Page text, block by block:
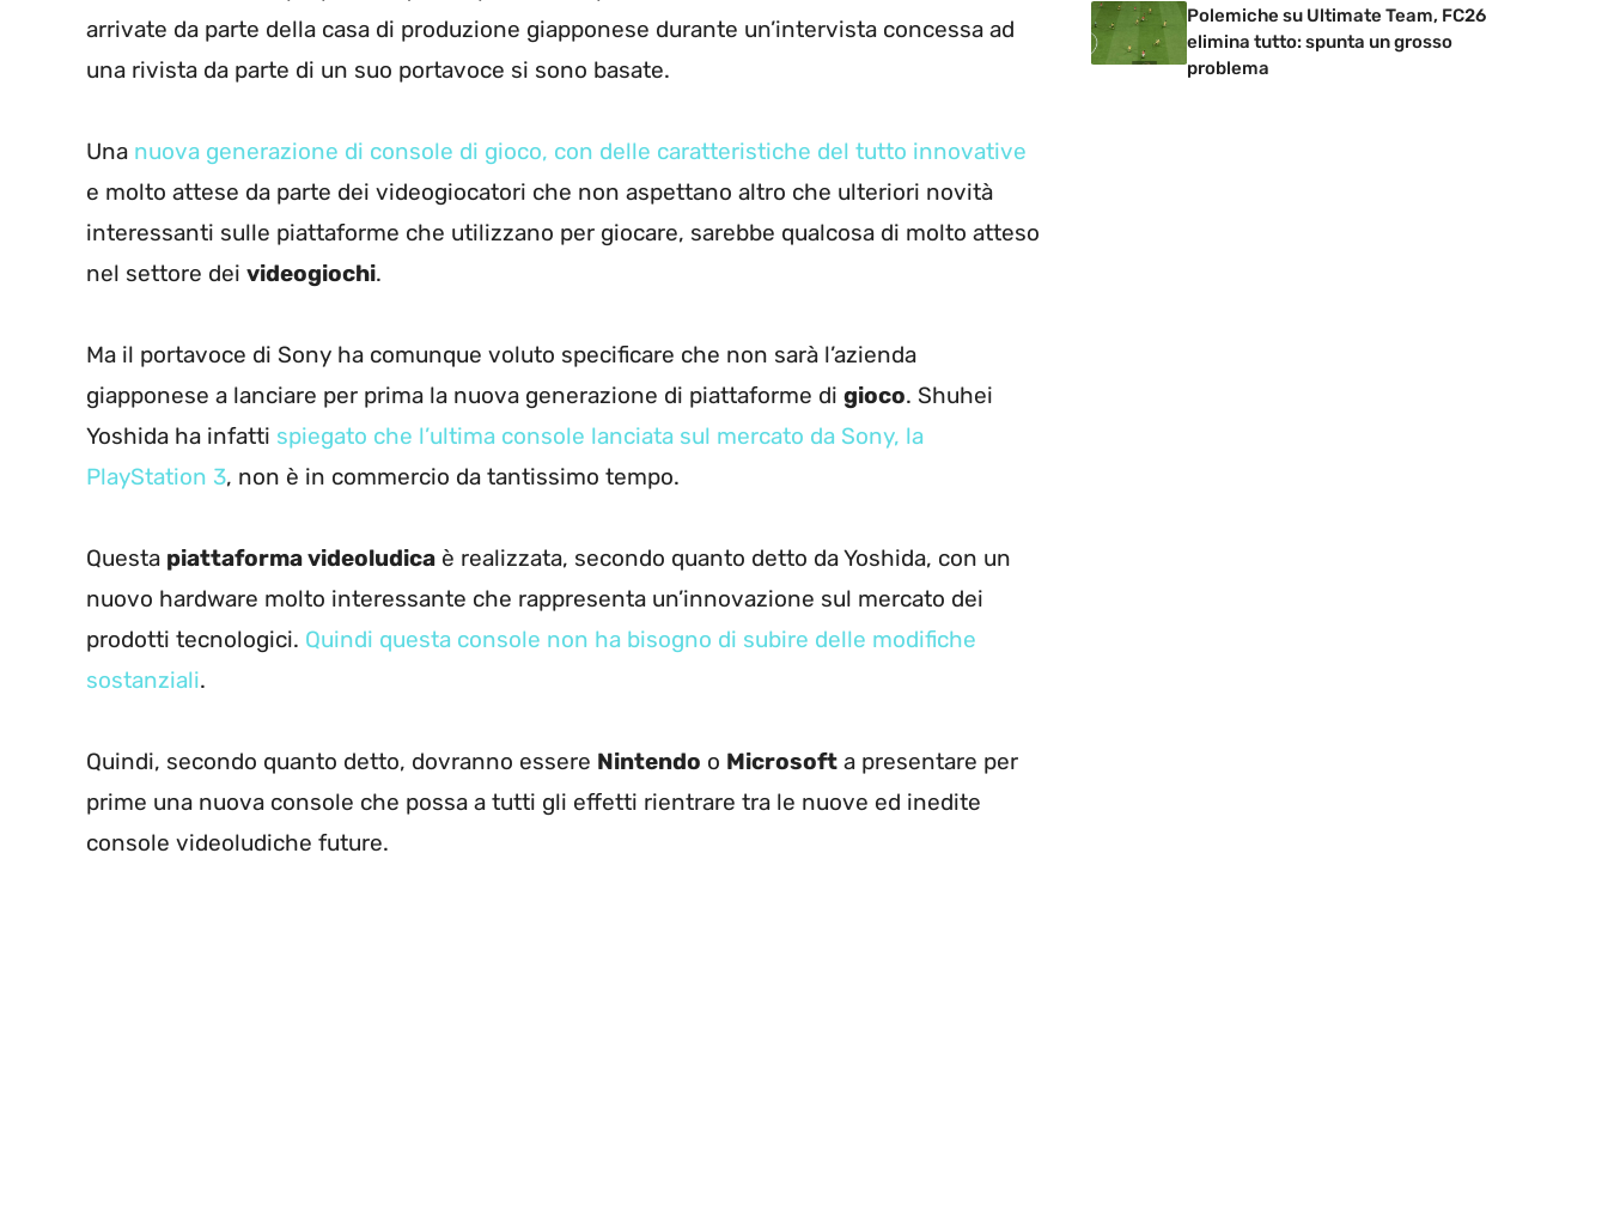
arrivate da parte della casa di produzione giapponese durante un’intervista concessa ad
una rivista da parte di un suo portavoce si sono basate.
Una nuova generazione di console di gioco, con delle caratteristiche del tutto innovative
e molto attese da parte dei videogiocatori che non aspettano altro che ulteriori novità
interessanti sulle piattaforme che utilizzano per giocare, sarebbe qualcosa di molto atteso
nel settore dei videogiochi.
Ma il portavoce di Sony ha comunque voluto specificare che non sarà l’azienda
giapponese a lanciare per prima la nuova generazione di piattaforme di gioco. Shuhei
Yoshida ha infatti spiegato che l’ultima console lanciata sul mercato da Sony, la
PlayStation 3, non è in commercio da tantissimo tempo.
Questa piattaforma videoludica è realizzata, secondo quanto detto da Yoshida, con un
nuovo hardware molto interessante che rappresenta un’innovazione sul mercato dei
prodotti tecnologici. Quindi questa console non ha bisogno di subire delle modifiche
sostanziali.
Quindi, secondo quanto detto, dovranno essere Nintendo o Microsoft a presentare per
prime una nuova console che possa a tutti gli effetti rientrare tra le nuove ed inedite
console videoludiche future.
Polemiche su Ultimate Team, FC26
elimina tutto: spunta un grosso
problema